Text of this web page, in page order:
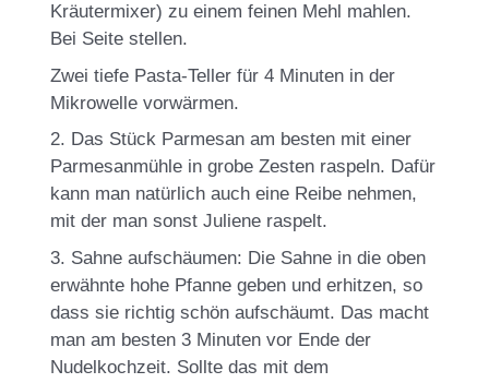
Kräutermixer) zu einem feinen Mehl mahlen.
Bei Seite stellen.
Zwei tiefe Pasta-Teller für 4 Minuten in der
Mikrowelle vorwärmen.
2. Das Stück Parmesan am besten mit einer
Parmesanmühle in grobe Zesten raspeln. Dafür
kann man natürlich auch eine Reibe nehmen,
mit der man sonst Juliene raspelt.
3. Sahne aufschäumen: Die Sahne in die oben
erwähnte hohe Pfanne geben und erhitzen, so
dass sie richtig schön aufschäumt. Das macht
man am besten 3 Minuten vor Ende der
Nudelkochzeit. Sollte das mit dem